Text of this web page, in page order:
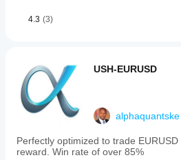
4.3 (3)
USH-EURUSD
alphaquantske
Perfectly optimized to trade
reward. Win rate of over 85%